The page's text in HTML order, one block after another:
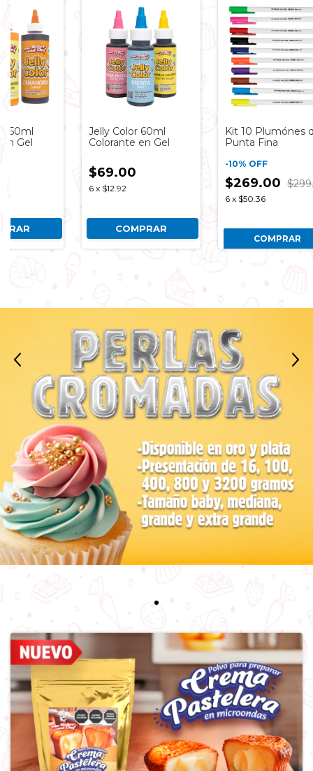
Gel
Jelly Color 60ml
Colorante en Gel
$69.00
$12.92
COMPRAR
Kit 10 Plumónes de
Punta Fina
%OFF
$269.00
$50.36